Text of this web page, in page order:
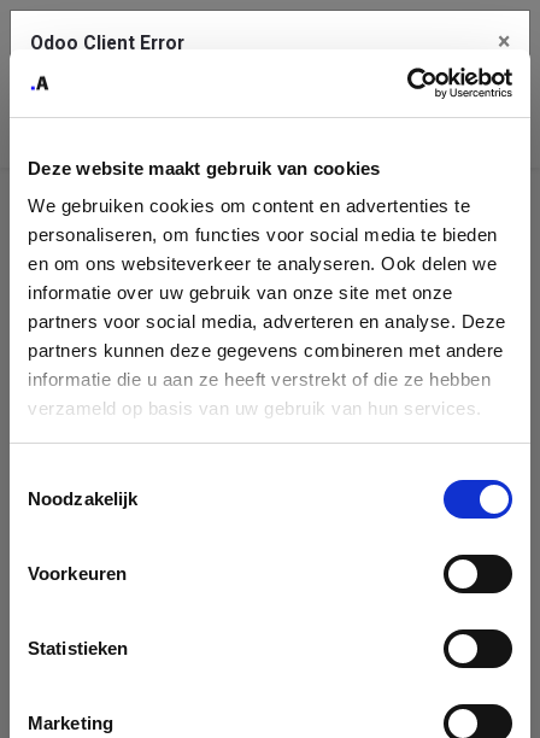
Deze website maakt gebruik van cookies
We gebruiken cookies om content en advertenties te
personaliseren, om functies voor social media te bieden
en om ons websiteverkeer te analyseren. Ook delen we
informatie over uw gebruik van onze site met onze
partners voor social media, adverteren en analyse. Deze
partners kunnen deze gegevens combineren met andere
informatie die u aan ze heeft verstrekt of die ze hebben
verzameld op basis van uw gebruik van hun services.
Noodzakelijk
Voorkeuren
Statistieken
Marketing
Helpdesk
There is no public Helpdesk team to show.
Odoo Client Error ×
service.
See details
Ok